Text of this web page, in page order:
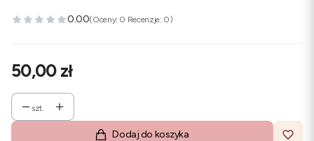
0.00(Oceny: 0 Recenzje: 0)
Cena
50,00 zł
szt.
Dodaj do koszyka